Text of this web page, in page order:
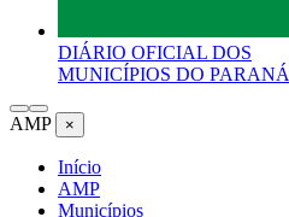
DIÁRIO OFICIAL DOS
MUNICÍPIOS DO PARANÁ
AMP ×
Início
AMP
Municípios